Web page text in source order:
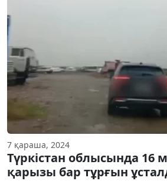
7 қараша, 2024
Түркістан облысында 16
қарызы бар тұрғын